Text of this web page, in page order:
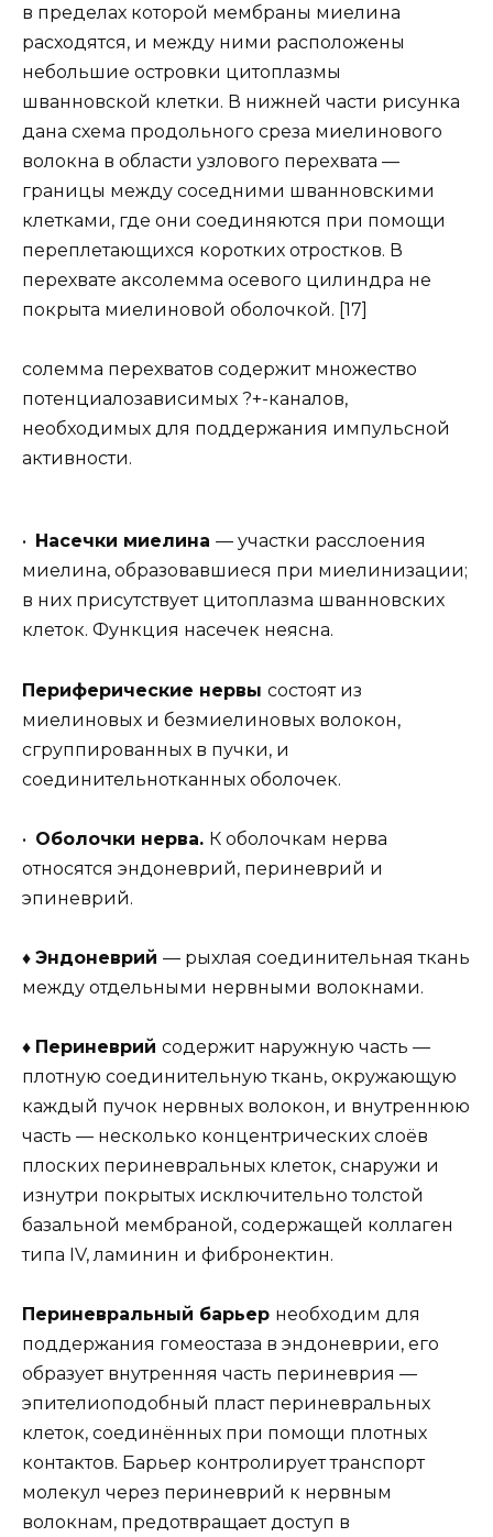
в пределах которой мембраны миелина
расходятся, и между ними расположены
небольшие островки цитоплазмы
шванновской клетки. В нижней части рисунка
дана схема продольного среза миелинового
волокна в области узлового перехвата —
границы между соседними шванновскими
клетками, где они соединяются при помощи
переплетающихся коротких отростков. В
перехвате аксолемма осевого цилиндра не
покрыта миелиновой оболочкой. [17]
солемма перехватов содержит множество
потенциалозависимых ?+-каналов,
необходимых для поддержания импульсной
активности.
• Насечки миелина — участки расслоения
миелина, образовавшиеся при миелинизации;
в них присутствует цитоплазма шванновских
клеток. Функция насечек неясна.
Периферические нервы состоят из
миелиновых и безмиелиновых волокон,
сгруппированных в пучки, и
соединительнотканных оболочек.
• Оболочки нерва. К оболочкам нерва
относятся эндоневрий, периневрий и
эпиневрий.
♦ Эндоневрий — рыхлая соединительная ткань
между отдельными нервными волокнами.
♦ Периневрий содержит наружную часть —
плотную соединительную ткань, окружающую
каждый пучок нервных волокон, и внутреннюю
часть — несколько концентрических слоёв
плоских периневральных клеток, снаружи и
изнутри покрытых исключительно толстой
базальной мембраной, содержащей коллаген
типа IV, ламинин и фибронектин.
Периневральный барьер необходим для
поддержания гомеостаза в эндоневрии, его
образует внутренняя часть периневрия —
эпителиоподобный пласт периневральных
клеток, соединённых при помощи плотных
контактов. Барьер контролирует транспорт
молекул через периневрий к нервным
волокнам, предотвращает доступ в